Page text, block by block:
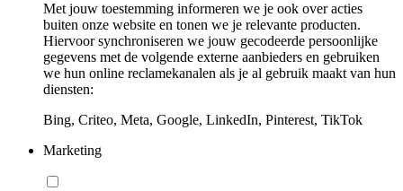
Met jouw toestemming informeren we je ook over acties
buiten onze website en tonen we je relevante producten.
Hiervoor synchroniseren we jouw gecodeerde persoonlijke
gegevens met de volgende externe aanbieders en gebruiken
we hun online reclamekanalen als je al gebruik maakt van hun
diensten:
Bing, Criteo, Meta, Google, LinkedIn, Pinterest, TikTok
Marketing